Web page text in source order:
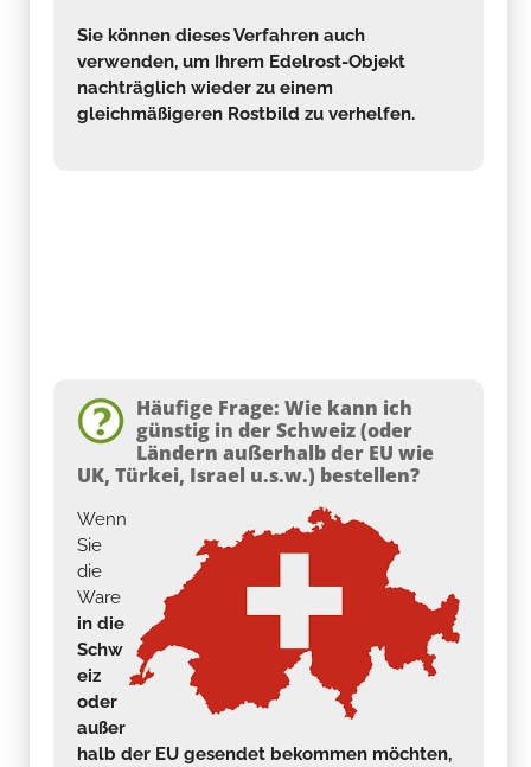
Sie können dieses Verfahren auch
verwenden, um Ihrem Edelrost-Objekt
nachträglich wieder zu einem
gleichmäßigeren Rostbild zu verhelfen.
Häufige Frage: Wie kann ich
günstig in der Schweiz (oder
Ländern außerhalb der EU wie
UK, Türkei, Israel u.s.w.) bestellen?
Wenn
Sie
die
Ware
in die
Schw
eiz
oder
außer
halb der EU gesendet bekommen möchten,